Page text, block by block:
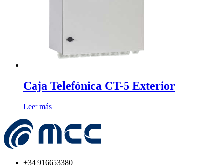
Caja Telefónica CT-5 Exterior
Leer más
+34 916653380